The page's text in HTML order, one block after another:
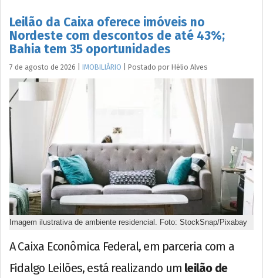
Leilão da Caixa oferece imóveis no
Nordeste com descontos de até 43%;
Bahia tem 35 oportunidades
7 de agosto de 2026 IMOBILIÁRIO Postado por Hélio Alves
Imagem ilustrativa de ambiente residencial. Foto: StockSnap/Pixabay
A Caixa Econômica Federal, em parceria com a
Fidalgo Leilões, está realizando um leilão de